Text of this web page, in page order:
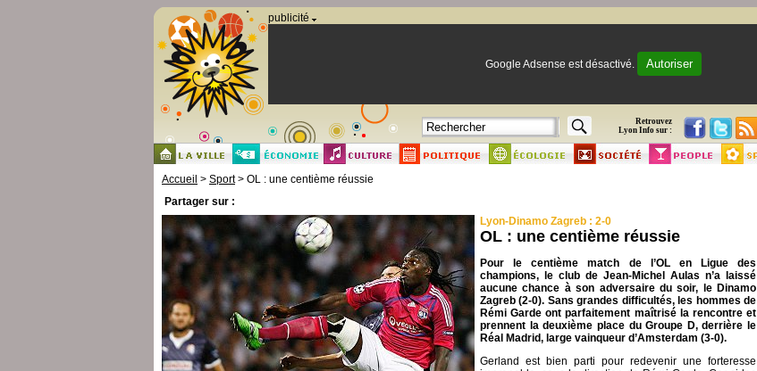
publicité
Google Adsense est désactivé. Autoriser
Retrouvez
Lyon Info sur :
Accueil > Sport> OL : une centième réussie
Partager sur :
Lyon-Dinamo Zagreb : 2-0
OL : une centième réussie
Pour le centième match de l’OL en Ligue des
champions, le club de Jean-Michel Aulas n’a laissé
aucune chance à son adversaire du soir, le Dinamo
Zagreb (2-0). Sans grandes difficultés, les hommes de
Rémi Garde ont parfaitement maîtrisé la rencontre et
prennent la deuxième place du Groupe D, derrière le
Réal Madrid, large vainqueur d’Amsterdam (3-0).
Gerland est bien parti pour redevenir une forteresse
Panneau de gestion des cookies